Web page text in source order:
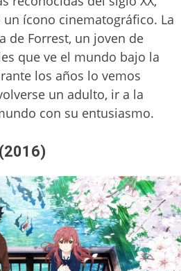
ícono cinematográfico. La
de Forrest, un joven de
que ve el mundo bajo la
los años lo vemos
un adulto, ir a la
con su entusiasmo.